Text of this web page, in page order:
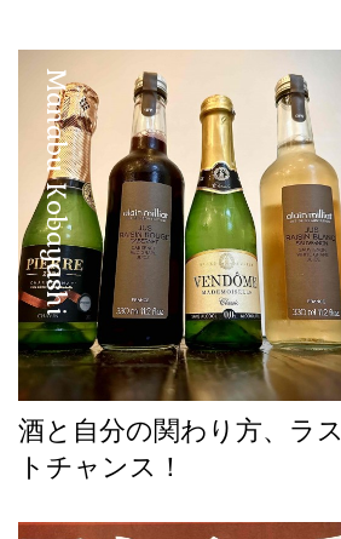
Manabu Kobayashi
酒と自分の関わり方、ラス
トチャンス！